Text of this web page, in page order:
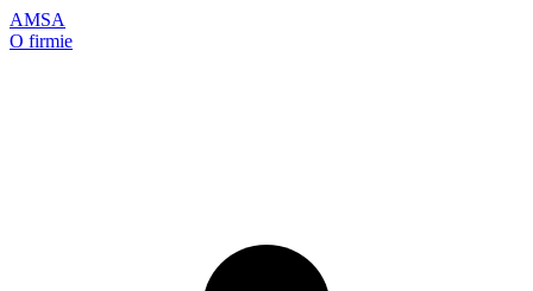
AMSA
O firmie